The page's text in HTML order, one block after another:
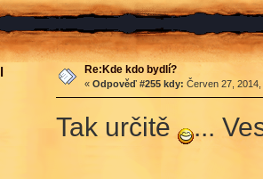
Re:Kde kdo bydlí?
« Odpověď #255 kdy: Červen 27,
Tak určitě ...